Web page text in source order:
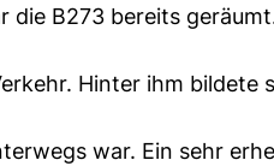
B273 bereits
Hinter ihm
war. Ein sehr